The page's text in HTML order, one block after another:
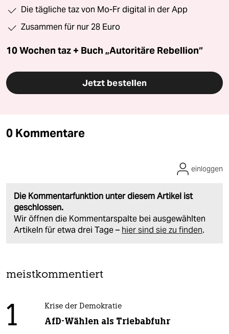
Die tägliche taz von Mo-Fr digital in der App
Zusammen für nur 28 Euro
10 Wochen taz + Buch „Autoritäre Rebellion“
Jetzt bestellen
0 Kommentare
Die Kommentarfunktion unter diesem Artikel ist
geschlossen.
Wir öffnen die Kommentarspalte bei ausgewählten
Artikeln für etwa drei Tage – hier sind sie zu finden.
einloggen
meistkommentiert
1 Krise der Demokratie
AfD-Wählen als Triebabfuhr